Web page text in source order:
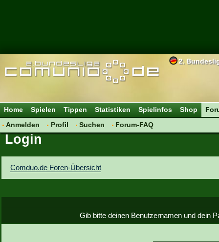
2.
Home Spielen Tippen Statistiken Spielinfos Shop
Anmelden
Profil Suchen Forum-FAQ
Login
Comduo.de Foren-Übersicht
Gib bitte deinen Benutzernamen und dein